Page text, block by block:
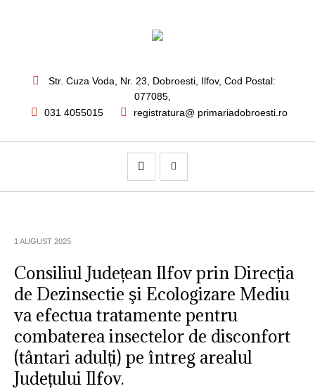
Str. Cuza Voda, Nr. 23 Dobroesti, Ilfov, Cod Postal:
077085,
031 4055015
registratura@ primariadobroesti.ro
1 AUGUST 2025
Consiliul Județean Ilfov prin Direcția
de Dezinsectie şi Ecologizare Mediu
va efectua tratamente pentru
combaterea insectelor de disconfort
(tântari adulți) pe întreg arealul
Județului Ilfov.